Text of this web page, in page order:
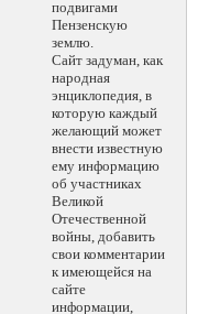
подвигами
Пензенскую
землю.
Сайт задуман, как
народная
энциклопедия, в
которую каждый
желающий может
внести известную
ему информацию
об участниках
Великой
Отечественной
войны, добавить
свои комментарии
к имеющейся на
сайте
информации,